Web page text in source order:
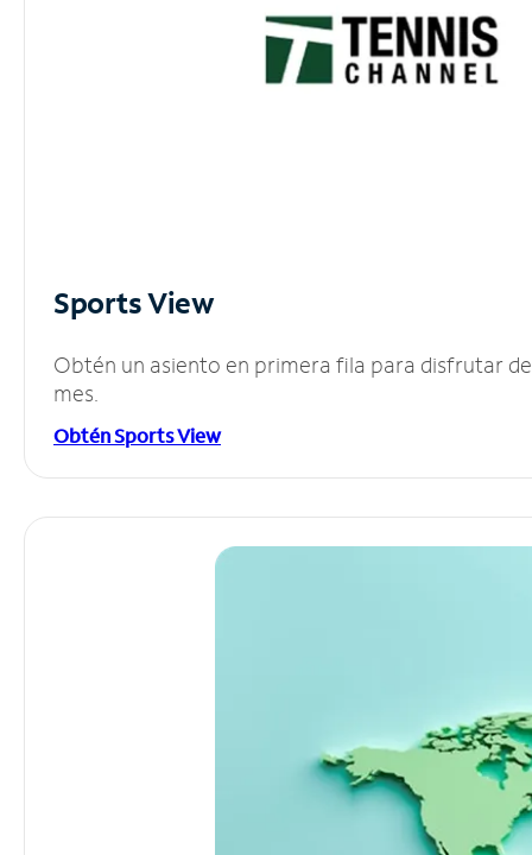
Sports View
Obtén un asiento en primera fila para disfrutar
mes.
Obtén Sports View